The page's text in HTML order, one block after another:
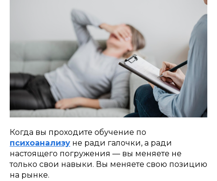
Когда вы проходите обучение по
психоанализу не ради галочки, а ради
настоящего погружения — вы меняете не
только свои навыки. Вы меняете свою позицию
на рынке.